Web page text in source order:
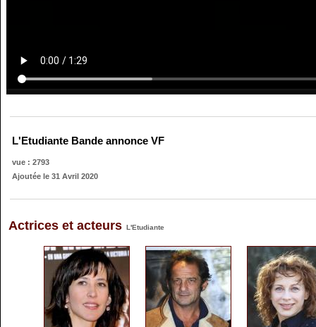
L'Etudiante Bande annonce VF
vue : 2793
Ajoutée le 31 Avril 2020
Actrices et acteurs L'Etudiante